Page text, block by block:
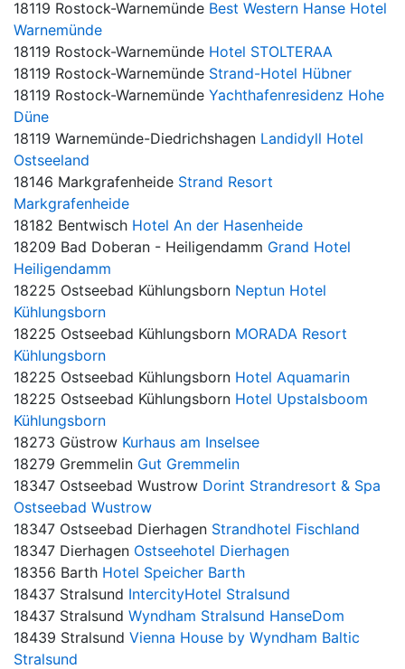
18119 Rostock-Warnemünde Best Western Hanse Hotel
Warnemünde
18119 Rostock-Warnemünde Hotel STOLTERAA
18119 Rostock-Warnemünde Strand-Hotel Hübner
18119 Rostock-Warnemünde Yachthafenresidenz Hohe
Düne
18119 Warnemünde-Diedrichshagen Landidyll Hotel
Ostseeland
18146 Markgrafenheide Strand Resort
Markgrafenheide
18182 Bentwisch Hotel An der Hasenheide
18209 Bad Doberan - Heiligendamm Grand Hotel
Heiligendamm
18225 Ostseebad Kühlungsborn Neptun Hotel
Kühlungsborn
18225 Ostseebad Kühlungsborn MORADA Resort
Kühlungsborn
18225 Ostseebad Kühlungsborn Hotel Aquamarin
18225 Ostseebad Kühlungsborn Hotel Upstalsboom
Kühlungsborn
18273 Güstrow Kurhaus am Inselsee
18279 Gremmelin Gut Gremmelin
18347 Ostseebad Wustrow Dorint Strandresort & Spa
Ostseebad Wustrow
18347 Ostseebad Dierhagen Strandhotel Fischland
18347 Dierhagen Ostseehotel Dierhagen
18356 Barth Hotel Speicher Barth
18437 Stralsund IntercityHotel Stralsund
18437 Stralsund Wyndham Stralsund HanseDom
18439 Stralsund Vienna House by Wyndham Baltic
Stralsund